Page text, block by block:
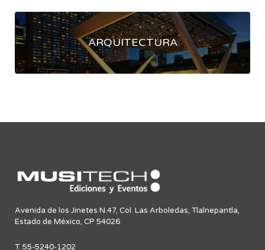
ARQUITECTURA
Avenida de los Jinetes N.47, Col. Las Arboledas, Tlalnepantla,
Estado de México, CP 54026
T. 55-5240-1202